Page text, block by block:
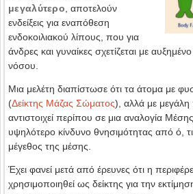
μεγαλύτερο , αποτελούν
ενδείξεις για εναπόθεση
ενδοκοιλιακού λίπους, που για
άνδρες και γυναίκες σχετίζεται με
νόσου.
Μια μελέτη διαπίστωσε ότι τα άτομα με
(Δείκτης Μάζας Σώματος), αλλά με μεγάλη
αντιστοιχεί περίπου σε μια αναλογία
υψηλότερο κίνδυνο θνησιμότητας από ό,
μέγεθος της μέσης.
Έχει φανεί μετά από έρευνες ότι η
χρησιμοποιηθεί ως δείκτης για την